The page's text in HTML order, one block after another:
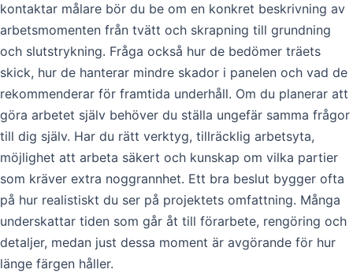
kontaktar målare bör du be om en konkret beskrivning av
arbetsmomenten från tvätt och skrapning till grundning
och slutstrykning. Fråga också hur de bedömer träets
skick, hur de hanterar mindre skador i panelen och vad de
rekommenderar för framtida underhåll. Om du planerar att
göra arbetet själv behöver du ställa ungefär samma frågor
till dig själv. Har du rätt verktyg, tillräcklig arbetsyta,
möjlighet att arbeta säkert och kunskap om vilka partier
som kräver extra noggrannhet. Ett bra beslut bygger ofta
på hur realistiskt du ser på projektets omfattning. Många
underskattar tiden som går åt till förarbete, rengöring och
detaljer, medan just dessa moment är avgörande för hur
länge färgen håller.